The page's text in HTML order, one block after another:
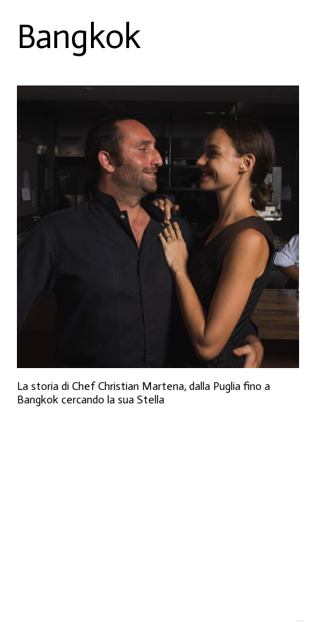
Bangkok
La storia di Chef Christian Martena, dalla Puglia fino a
Bangkok cercando la sua Stella